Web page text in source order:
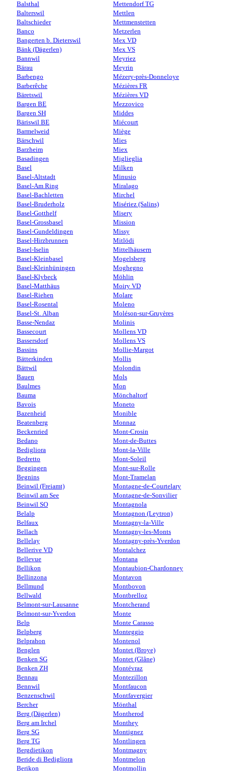
Balsthal
Balterswil
Baltschieder
Banco
Bangerten b. Dieterswil
Bänk (Dägerlen)
Bannwil
Bärau
Barbengo
Barberêche
Bäretswil
Bargen BE
Bargen SH
Bäriswil BE
Barmelweid
Bärschwil
Barzheim
Basadingen
Basel
Basel-Altstadt
Basel-Am Ring
Basel-Bachletten
Basel-Bruderholz
Basel-Gotthelf
Basel-Grossbasel
Basel-Gundeldingen
Basel-Hirzbrunnen
Basel-Iselin
Basel-Kleinbasel
Basel-Kleinhüningen
Basel-Klybeck
Basel-Matthäus
Basel-Riehen
Basel-Rosental
Basel-St. Alban
Basse-Nendaz
Bassecourt
Bassersdorf
Bassins
Bätterkinden
Bättwil
Bauen
Baulmes
Bauma
Bavois
Bazenheid
Beatenberg
Beckenried
Bedano
Bedigliora
Bedretto
Beggingen
Begnins
Beinwil (Freiamt)
Beinwil am See
Beinwil SO
Belalp
Belfaux
Bellach
Bellelay
Bellerive VD
Bellevue
Bellikon
Bellinzona
Bellmund
Bellwald
Belmont-sur-Lausanne
Belmont-sur-Yverdon
Belp
Belpberg
Belprahon
Benglen
Benken SG
Benken ZH
Bennau
Bennwil
Benzenschwil
Bercher
Berg (Dägerlen)
Berg am Irchel
Berg SG
Berg TG
Bergdietikon
Beride di Bedigliora
Berikon
Mettendorf TG
Mettlen
Mettmenstetten
Metzerlen
Mex VD
Mex VS
Meyriez
Meyrin
Mézery-près-Donneloye
Mézières FR
Mézières VD
Mezzovico
Middes
Miécourt
Miège
Mies
Miex
Miglieglia
Milken
Minusio
Miralago
Mirchel
Misériez (Salins)
Misery
Mission
Missy
Mitlödi
Mittelhäusern
Mogelsberg
Moghegno
Möhlin
Moiry VD
Molare
Moleno
Moléson-sur-Gruyères
Molinis
Mollens VD
Mollens VS
Mollie-Margot
Mollis
Molondin
Mols
Mon
Mönchaltorf
Moneto
Monible
Monnaz
Mont-Crosin
Mont-de-Buttes
Mont-la-Ville
Mont-Soleil
Mont-sur-Rolle
Mont-Tramelan
Montagne-de-Courtelary
Montagne-de-Sonvilier
Montagnola
Montagnon (Leytron)
Montagny-la-Ville
Montagny-les-Monts
Montagny-près-Yverdon
Montalchez
Montana
Montaubion-Chardonney
Montavon
Montbovon
Montbrelloz
Montcherand
Monte
Monte Carasso
Monteggio
Montenol
Montet (Broye)
Montet (Glâne)
Montévraz
Montezillon
Montfaucon
Montfavergier
Mönthal
Montherod
Monthey
Montignez
Montlingen
Montmagny
Montmelon
Montmollin